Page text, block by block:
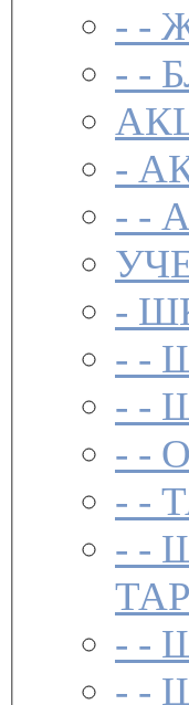
- -
- -
-
- -
-
- -
- -
- -
- -
- -
- -
- -